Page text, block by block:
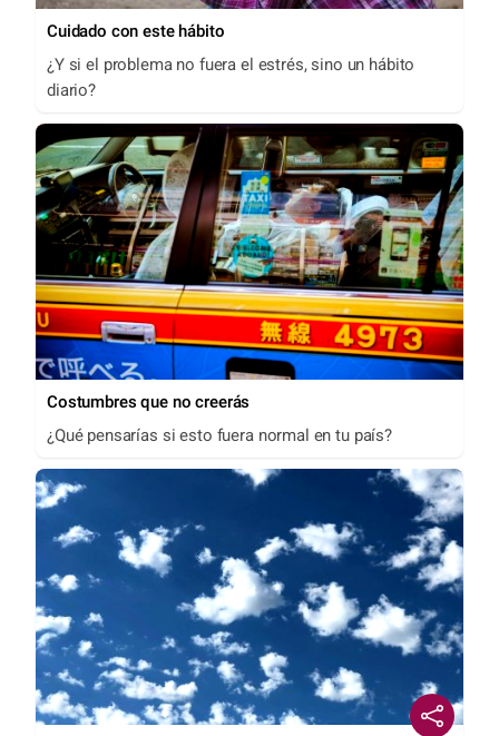
Cuidado con este hábito
¿Y si el problema no fuera el estrés, sino un hábito
diario?
Costumbres que no creerás
¿Qué pensarías si esto fuera normal en tu país?